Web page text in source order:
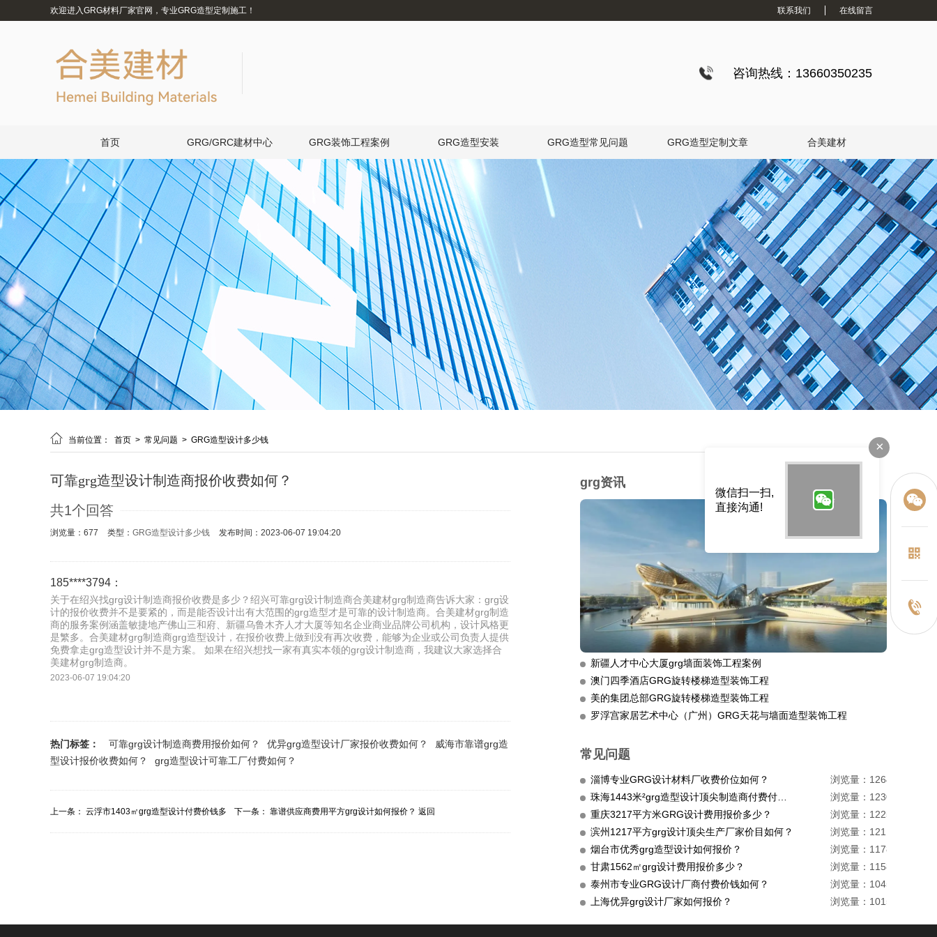
欢迎进入GRG材料厂家官网，专业GRG造型定制施工！ 联系我们 在线留言
咨询热线：13660350235
首页 GRG/GRC建材中心 GRG装饰工程案例 GRG造型安装 GRG造型常见问题 GRG造型定制文章 合美建材
 当前位置： 首页 > 常见问题 > GRG造型设计多少钱
可靠grg造型设计制造商报价收费如何？
共1个回答
浏览量：677 类型： GRG造型设计多少钱 发布时间：2023-06-07 19:04:20
185****3794：
关于在绍兴找grg设计制造商报价收费是多少？绍兴可靠grg设计制造商合美建材grg制造商告诉大家：grg设
计的报价收费并不是要紧的，而是能否设计出有大范围的grg造型才是可靠的设计制造商。合美建材grg制造
商的服务案例涵盖敏捷地产佛山三和府、新疆乌鲁木齐人才大厦等知名企业商业品牌公司机构，设计风格更
是繁多。合美建材grg制造商grg造型设计，在报价收费上做到没有再次收费，能够为企业或公司负责人提供
免费拿走grg造型设计并不是方案。 如果在绍兴想找一家有真实本领的grg设计制造商，我建议大家选择合
美建材grg制造商。
2023-06-07 19:04:20
热门标签： 可靠grg设计制造商费用报价如何？ 优异grg造型设计厂家报价收费如何？
威海市靠谱grg造
型设计报价收费如何？
grg造型设计可靠工厂付费如何？
上一条： 云浮市1403㎡grg造型设计付费价钱多
下一条： 靠谱供应商费用平方grg设计如何报价？ 返回
grg资讯
新疆人才中心大厦grg墙面装饰工程案例
澳门四季酒店GRG旋转楼梯造型装饰工程
美的集团总部GRG旋转楼梯造型装饰工程
罗浮宫家居艺术中心（广州）GRG天花与墙面造型装饰工程
常见问题
淄博专业GRG设计材料厂收费价位如何？
浏览量：1264
浏览量：1230
重庆3217平方米GRG设计费用报价多少？
浏览量：1225
滨州1217平方grg设计顶尖生产厂家价目如何？
浏览量：1211
烟台市优秀grg造型设计如何报价？
浏览量：1178
甘肃1562㎡grg设计费用报价多少？
浏览量：1158
泰州市专业GRG设计厂商付费价钱如何？
浏览量：1045
上海优异grg设计厂家如何报价？
浏览量：1015
×
微信扫一扫,
直接沟通!